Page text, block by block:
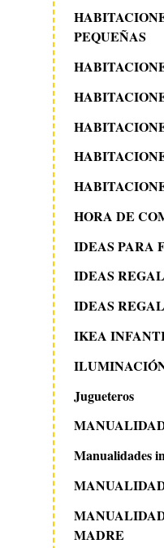
PEQUEÑAS
HORA DE
IDEAS PARA
IDEAS
IDEAS
IKEA
Jugueteros
Manualidades
MADRE